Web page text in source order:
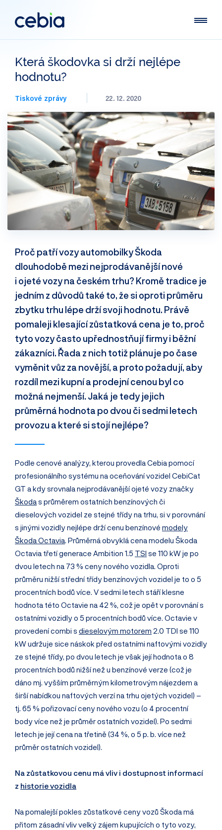
Která škodovka si drží nejlépe
hodnotu?
Tiskové zprávy 22. 12. 2020
Proč patří vozy automobilky Škoda
dlouhodobě mezi nejprodávanější nové
i ojeté vozy na českém trhu? Kromě tradice je
jedním z důvodů také to, že si oproti průměru
zbytku trhu lépe drží svoji hodnotu. Právě
pomaleji klesající zůstatková cena je to, proč
tyto vozy často upřednostňují firmy i běžní
zákazníci. Řada z nich totiž plánuje po čase
vyměnit vůz za novější, a proto požadují, aby
rozdíl mezi kupní a prodejní cenou byl co
možná nejmenší. Jaká je tedy jejich
průměrná hodnota po dvou či sedmi letech
provozu a které si stojí nejlépe?
Podle cenové analýzy, kterou provedla Cebia pomocí
profesionálního systému na oceňování vozidel CebiCat
GT a kdy srovnala nejprodávanější ojeté vozy značky
Škodas průměrem ostatních benzínových či
dieselových vozidel ze stejné třídy na trhu, si v porovnání
s jinými vozidly nejlépe drží cenu benzínové modely
Škoda Octavia. Průměrná obvyklá cena modelu Škoda
Octavia třetí generace Ambition 1.5 TSI se 110 kW je po
dvou letech na 73 % ceny nového vozidla. Oproti
průměru nižší střední třídy benzínových vozidel je to o 5
procentních bodů více. V sedmi letech stáří klesne
hodnota této Octavie na 42 %, což je opět v porovnání s
ostatními vozidly o 5 procentních bodů více. Octavie v
provedení combi s dieselovým motorem 2.0 TDI se 110
kW udržuje sice náskok před ostatními naftovými vozidly
ze stejné třídy, po dvou letech je však její hodnota o 8
procentních bodů nižší než u benzínové verze (což je
dáno mj. vyšším průměrným kilometrovým nájezdem a
širší nabídkou naftových verzí na trhu ojetých vozidel) –
tj. 65 % pořizovací ceny nového vozu (o 4 procentní
body více než je průměr ostatních vozidel). Po sedmi
letech je její cena na třetině (34 %, o 5 p. b. více než
průměr ostatních vozidel).
Na zůstatkovou cenu má vliv i dostupnost informací
z historie vozidla
Na pomalejší pokles zůstatkové ceny vozů Škoda má
přitom zásadní vliv velký zájem kupujících o tyto vozy,